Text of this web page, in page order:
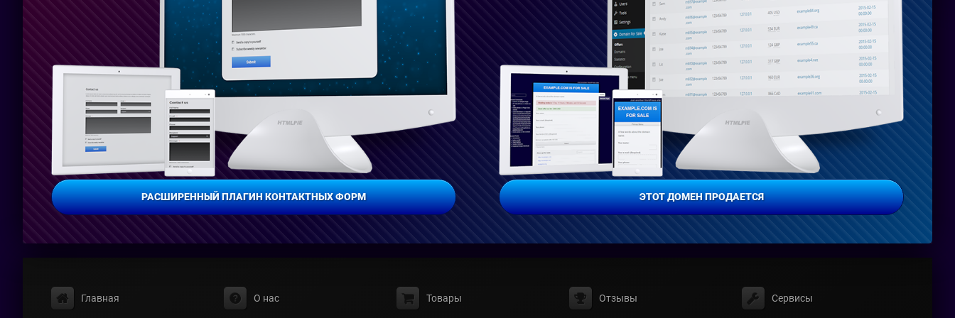
РАСШИРЕННЫЙ ПЛАГИН КОНТАКТНЫХ ФОРМ ЭТОТ ДОМЕН ПРОДАЕТСЯ
Главная О нас Товары Отзывы Сервисы